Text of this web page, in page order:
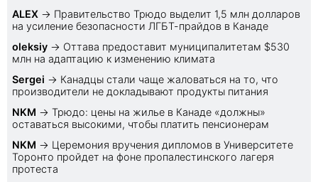
ALEX → Правительство Трюдо выделит 1,5 млн долларов
на усиление безопасности ЛГБТ-прайдов в Канаде
oleksiy → Оттава предоставит муниципалитетам $530
млн на адаптацию к изменению климата
Sеrgei → Канадцы стали чаще жаловаться на то, что
производители не докладывают продукты питания
NKM → Трюдо: цены на жилье в Канаде «должны»
оставаться высокими, чтобы платить пенсионерам
NKM → Церемония вручения дипломов в Университете
Торонто пройдет на фоне пропалестинского лагеря
протеста